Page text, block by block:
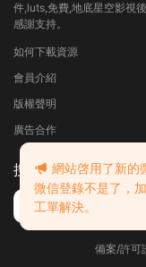
件,luts,免費,地底星空影視
感謝支持。
如何下載資源
會員介紹
版權聲明
廣告合作
搜索
備案/許可
網站啓用了新的
微信登錄不是了，
工單解決。